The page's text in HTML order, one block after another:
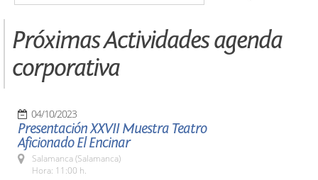
Próximas Actividades agenda
corporativa
04/10/2023
Presentación XXVII Muestra Teatro
Aficionado El Encinar
Salamanca (Salamanca)
Hora: 11:00 h.